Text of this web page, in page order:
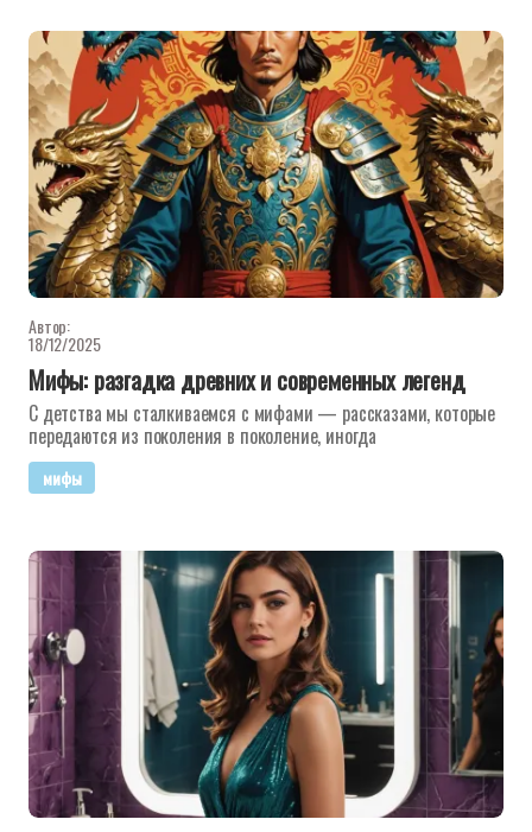
Автор:
18/12/2025
Мифы: разгадка древних и современных легенд
С детства мы сталкиваемся с мифами — рассказами, которые
передаются из поколения в поколение, иногда
мифы